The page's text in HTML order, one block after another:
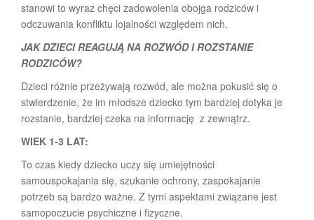
stanowi to wyraz chęci zadowolenia obojga rodziców i
odczuwania konfliktu lojalności względem nich.
JAK DZIECI REAGUJĄ NA ROZWÓD I ROZSTANIE
RODZICÓW?
Dzieci różnie przeżywają rozwód, ale można pokusić się o
stwierdzenie, że im młodsze dziecko tym bardziej dotyka je
rozstanie, bardziej czeka na informację z zewnątrz.
WIEK 1-3 LAT:
To czas kiedy dziecko uczy się umiejętności
samouspokajania się, szukanie ochrony, zaspokajanie
potrzeb są bardzo ważne. Z tymi aspektami związane jest
samopoczucie psychiczne i fizyczne.